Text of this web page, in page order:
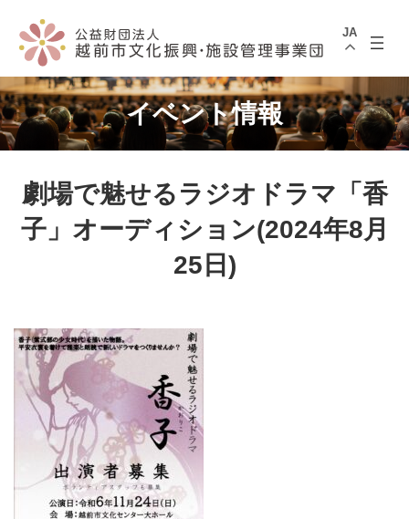
へ
ス
キ
ッ
プ
ョ
ン
に
移
動
JA
イベント情報
劇場で魅せるラジオドラマ「香
子」オーディション(2024年8月
25日)